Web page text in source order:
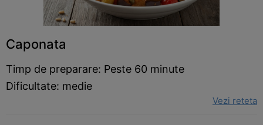
Caponata
Timp de preparare: Peste 60 minute
Dificultate: medie
Vezi reteta